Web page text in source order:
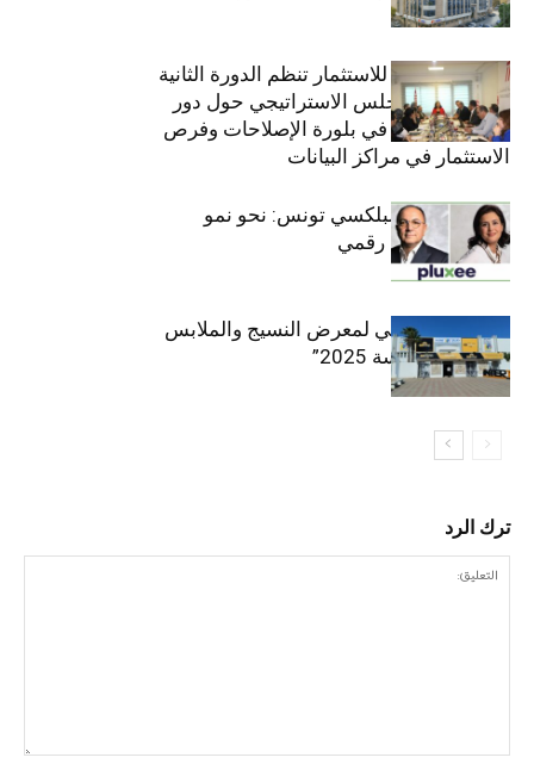
(+34.8%)
الهيئة التونسية للاستثمار تنظم الدورة الثانية
والعشرين للمجلس الاستراتيجي حول دور
القطاع الخاص في بلورة الإصلاحات وفرص
الاستثمار في مراكز البيانات
قيادة مزدوجة لبلكسي تونس: نحو نمو
متسارع وتحول رقمي
الافتتاح الرسمي لمعرض النسيج والملابس
“إنترتكس سوسة 2025”
ترك الرد